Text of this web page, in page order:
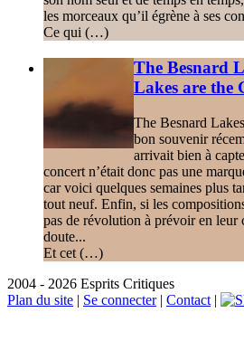
les morceaux qu’il égrène à ses
Ce qui (…)
The Besnard
Lakes are the
The Besnard
bon souvenir
arrivait bien à
concert n’était donc pas une
car voici quelques semaines plus
tout neuf. Enfin, si les
pas de révolution à prévoir en leur
doute...
Et cet (…)
2004 - 2026 Esprits Critiques
Plan du site | Se connecter| Contact |